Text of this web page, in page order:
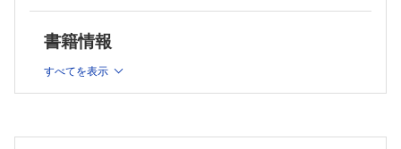
・治療 CHIRYO 2023年7月 Vol.105 No.7 関節痛 リウマチ・膠原
・治療 CHIRYO 2023年8月 Vol.105 No.8 発達障害×慢性疾患(8/1
・治療 CHIRYO 2023年9月 Vol.105 No.9 とことん深めるライフ
ストーリー 職業編(9/1配信予定)
書籍情報
すべてを表示